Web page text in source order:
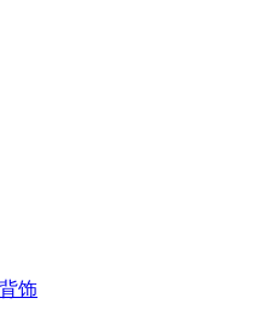
饰